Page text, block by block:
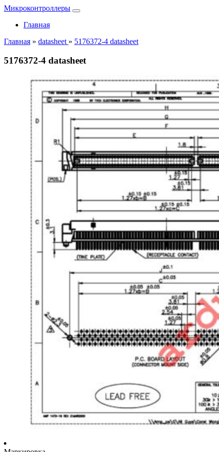
Микроконтроллеры
Главная
Главная » datasheet » 5176372-4 datasheet
5176372-4 datasheet